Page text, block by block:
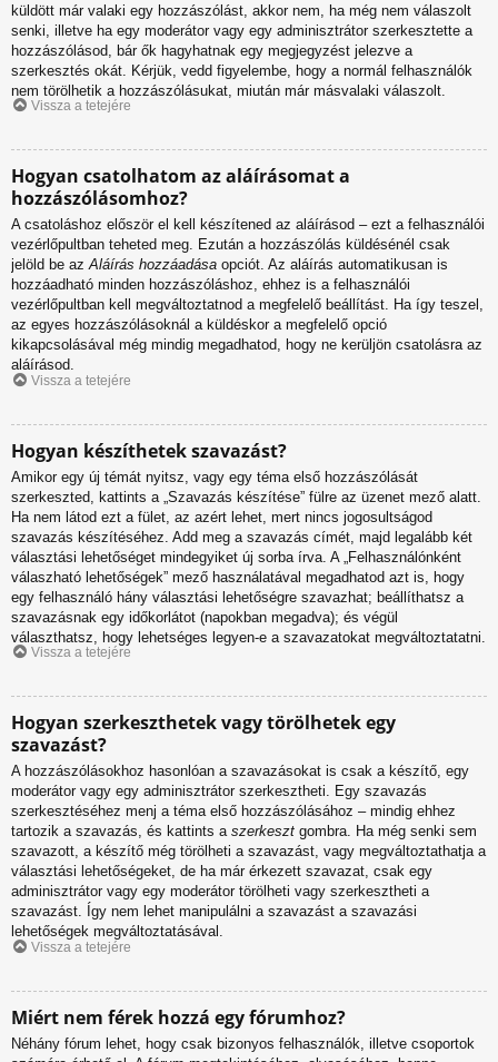
küldött már valaki egy hozzászólást, akkor nem, ha még nem válaszolt
senki, illetve ha egy moderátor vagy egy adminisztrátor szerkesztette a
hozzászólásod, bár ők hagyhatnak egy megjegyzést jelezve a
szerkesztés okát. Kérjük, vedd figyelembe, hogy a normál felhasználók
nem törölhetik a hozzászólásukat, miután már másvalaki válaszolt.
Vissza a tetejére
Hogyan csatolhatom az aláírásomat a
hozzászólásomhoz?
A csatoláshoz először el kell készítened az aláírásod – ezt a felhasználói
vezérlőpultban teheted meg. Ezután a hozzászólás küldésénél csak
jelöld be azAláírás hozzáadása opciót. Az aláírás automatikusan is
hozzáadható minden hozzászóláshoz, ehhez is a felhasználói
vezérlőpultban kell megváltoztatnod a megfelelő beállítást. Ha így teszel,
az egyes hozzászólásoknál a küldéskor a megfelelő opció
kikapcsolásával még mindig megadhatod, hogy ne kerüljön csatolásra az
aláírásod.
Vissza a tetejére
Hogyan készíthetek szavazást?
Amikor egy új témát nyitsz, vagy egy téma első hozzászólását
szerkeszted, kattints a „Szavazás készítése” fülre az üzenet mező alatt.
Ha nem látod ezt a fület, az azért lehet, mert nincs jogosultságod
szavazás készítéséhez. Add meg a szavazás címét, majd legalább két
választási lehetőséget mindegyiket új sorba írva. A „Felhasználónként
válaszható lehetőségek” mező használatával megadhatod azt is, hogy
egy felhasználó hány választási lehetőségre szavazhat; beállíthatsz a
szavazásnak egy időkorlátot (napokban megadva); és végül
választhatsz, hogy lehetséges legyen-e a szavazatokat megváltoztatatni.
Vissza a tetejére
Hogyan szerkeszthetek vagy törölhetek egy
szavazást?
A hozzászólásokhoz hasonlóan a szavazásokat is csak a készítő, egy
moderátor vagy egy adminisztrátor szerkesztheti. Egy szavazás
szerkesztéséhez menj a téma első hozzászólásához – mindig ehhez
tartozik a szavazás, és kattints a szerkeszt gombra. Ha még senki sem
szavazott, a készítő még törölheti a szavazást, vagy megváltoztathatja a
választási lehetőségeket, de ha már érkezett szavazat, csak egy
adminisztrátor vagy egy moderátor törölheti vagy szerkesztheti a
szavazást. Így nem lehet manipulálni a szavazást a szavazási
lehetőségek megváltoztatásával.
Vissza a tetejére
Miért nem férek hozzá egy fórumhoz?
Néhány fórum lehet, hogy csak bizonyos felhasználók, illetve csoportok